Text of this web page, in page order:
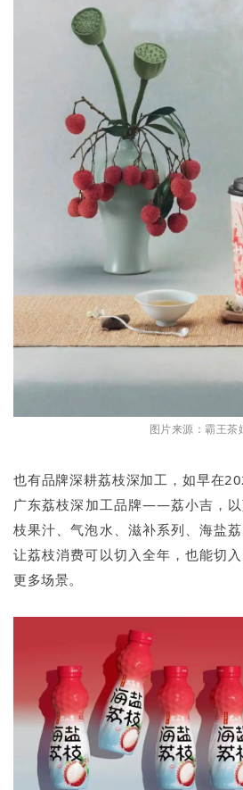
图片来源：霸王茶
也有品牌深耕荔枝深加工，如早在
广东荔枝深加工品牌——荔小吉，
枝果汁、气泡水、滋补系列、海盐
让荔枝消费可以切入全年，也能切
更多场景。